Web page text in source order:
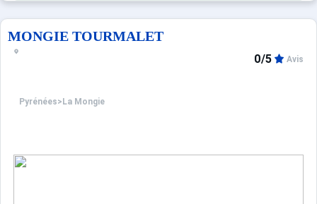
MONGIE TOURMALET
Pyrénées> La Mongie
0/5 Avis